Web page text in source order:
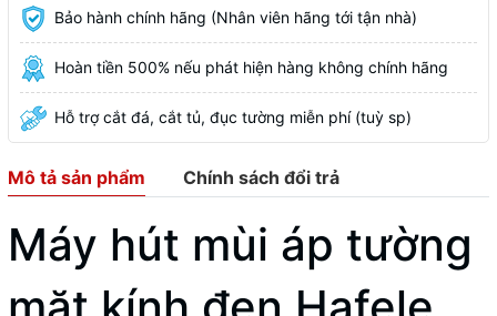
Bảo hành chính hãng (Nhân viên hãng tới tận nhà)
Hoàn tiền 500% nếu phát hiện hàng không chính hãng
Hỗ trợ cắt đá, cắt tủ, đục tường miễn phí (tuỳ sp)
Mô tả sản phẩm Chính sách đổi trả
Máy hút mùi áp tường